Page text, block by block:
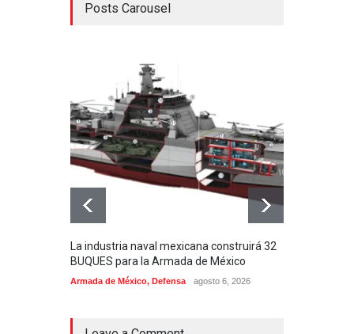
Posts Carousel
La industria naval mexicana construirá 32
BUQUES para la Armada de México
Armada de México, Defensa agosto 6, 2026